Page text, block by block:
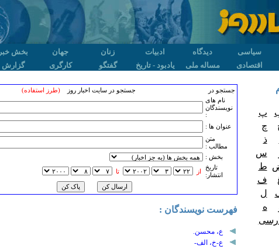
سیاسی دیدگاه ادبیات زنان جهان بخش خبر
اقتصادی مساله ملی یادبود - تاریخ گفتگو کارگری گزارش
جستجو در جستجو در سایت اخبار روز(طرز استفاده)
نام های
نویسندگان
:
عنوان ها :
متن
مطالب :
بخش :
تاريخ
انتشار:
از تا
فهرست نویسندگان :
ع، محسن.
ع-خ، الف-
پ
چ
ذ
س
ط
ف
ل
ه